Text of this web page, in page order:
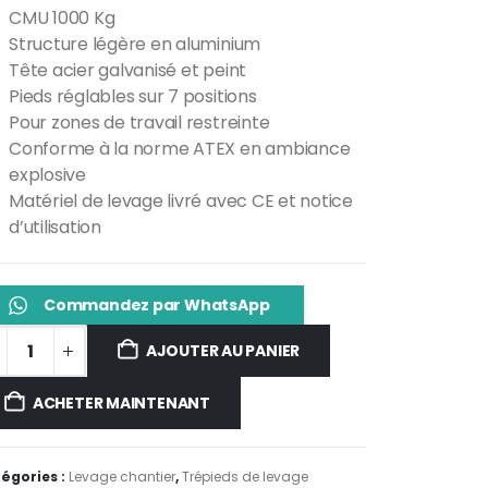
CMU 1000 Kg
Structure légère en aluminium
Tête acier galvanisé et peint
Pieds réglables sur 7 positions
Pour zones de travail restreinte
Conforme à la norme ATEX en ambiance
explosive
Matériel de levage livré avec CE et notice
d’utilisation
Commandez par WhatsApp
AJOUTER AU PANIER
ACHETER MAINTENANT
: Levage chantier,Trépieds de levage